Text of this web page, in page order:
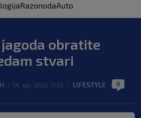
RazonodaAuto
obratite
stvari
14. apr. 2025. 11:53 LIFESTYLE 0